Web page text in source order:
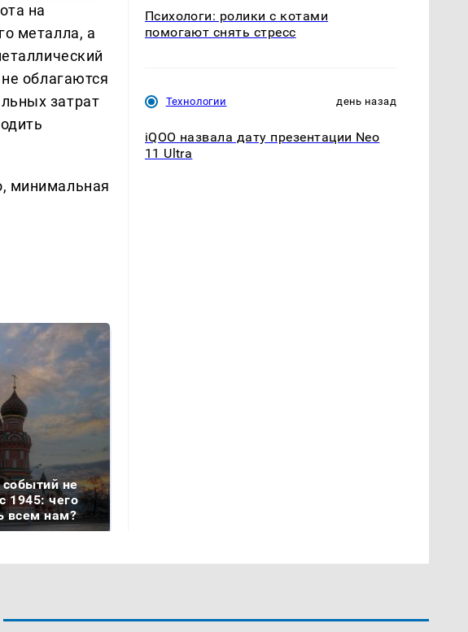
на
металла, а
облагаются
затрат
минимальная
событий не
1945: чего
всем нам?
Психологи: ролики с котами
помогают снять стресс
Технологии день назад
iQOO назвала дату презентации Neo
11 Ultra